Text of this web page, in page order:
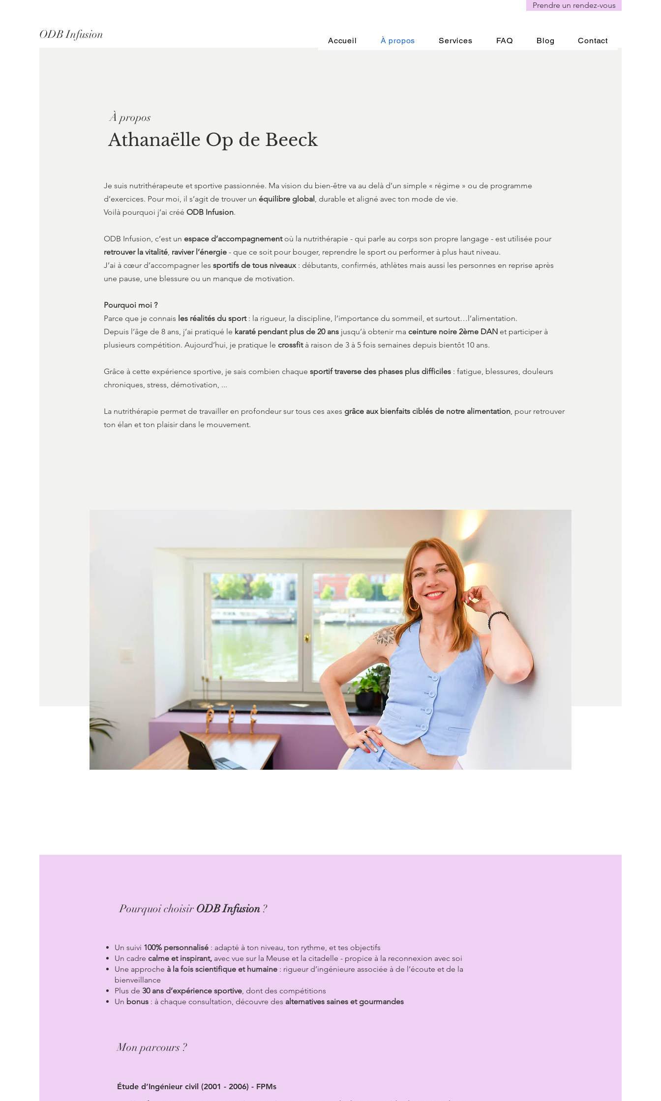
ODB Infusion
Prendre un rendez-vous
Accueil À propos Services FAQ Blog Contact
À propos
Athanaëlle Op de Beeck
Je suis nutrithérapeute et sportive passionnée. Ma vision du bien-être va au delà d’un simple « régime » ou de programme
d’exercices. Pour moi, il s’agit de trouver un équilibre global, durable et aligné avec ton mode de vie.
Voilà pourquoi j’ai créé ODB Infusion.
ODB Infusion, c’est un espace d’accompagnementoù la nutrithérapie - qui parle au corps son propre langage - est utilisée pour
retrouver la vitalité, raviver l’énergie - que ce soit pour bouger, reprendre le sport ou performer à plus haut niveau.
J’ai à cœur d’accompagner les sportifs de tous niveaux: débutants, confirmés, athlètes mais aussi les personnes en reprise après
une pause, une blessure ou un manque de motivation.
Pourquoi moi ?
Parce que je connais les réalités du sport: la rigueur, la discipline, l’importance du sommeil, et surtout…l’alimentation.
Depuis l’âge de 8 ans, j’ai pratiqué le karaté pendant plus de 20 ans jusqu’à obtenir ma ceinture noire 2ème DAN et participer à
plusieurs compétition. Aujourd’hui, je pratique le crossfità raison de 3 à 5 fois semaines depuis bientôt 10 ans.
Grâce à cette expérience sportive, je sais combien chaque sportif traverse des phases plus difficiles : fatigue, blessures, douleurs
chroniques, stress, démotivation, ...
La nutrithérapie permet de travailler en profondeur sur tous ces axes grâce aux bienfaits ciblés de notre alimentation, pour retrouver
ton élan et ton plaisir dans le mouvement.
Pourquoi choisir ODB Infusion ?
Un suivi 100% personnalisé : adapté à ton niveau, ton rythme, et tes objectifs
Un cadre calme et inspirant, avec vue sur la Meuse et la citadelle - propice à la reconnexion avec soi
Une approche à la fois scientifique et humaine : rigueur d’ingénieure associée à de l’écoute et de la
bienveillance
Plus de 30 ans d’expérience sportive, dont des compétitions
Un bonus : à chaque consultation, découvre des alternatives saines et gourmandes
Mon parcours ?
Étude d’Ingénieur civil (2001 - 2006) - FPMs